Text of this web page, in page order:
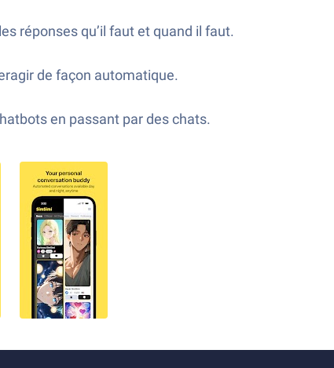
réponses qu’il faut et quand il faut.
de façon automatique.
en passant par des chats.